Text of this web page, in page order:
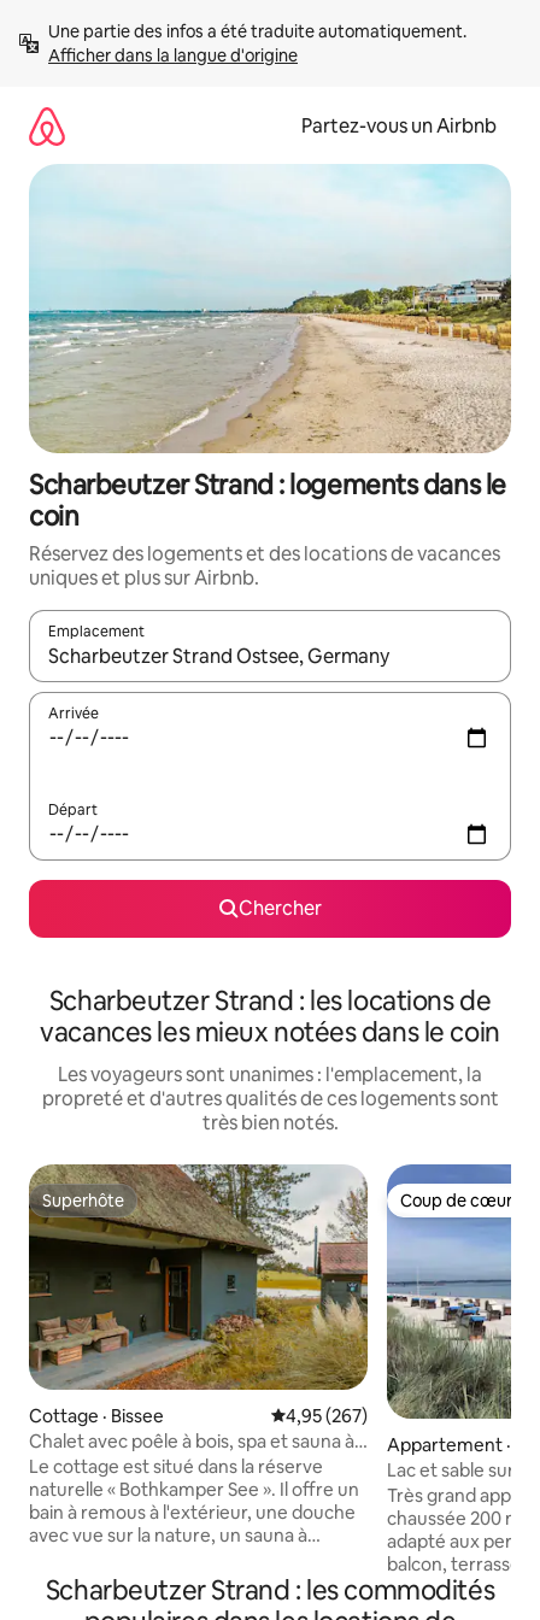
directement
Afficher dans la langue d'origine
Partez-vous un Airbnb
Scharbeutzer Strand : logements dans le
coin
Réservez des logements et des locations de vacances
uniques et plus sur Airbnb.
Emplacement
Quand les résultats sont affichés, parcourez-les en utilisant
Arrivée
Départ
Chercher
Scharbeutzer Strand : les locations de
vacances les mieux notées dans le coin
Les voyageurs sont unanimes : l'emplacement, la
propreté et d'autres qualités de ces logements sont
très bien notés.
Superhôte
Superhôte
Cottage · Bissee Note moyenne de 4,95 sur 5,
4,95 (267)
Chalet avec poêle à bois, spa et sauna à
vapeur
Le cottage est situé dans la réserve
naturelle « Bothkamper See ». Il offre un
bain à remous à l'extérieur, une douche
avec vue sur la nature, un sauna à
canapé XXL et un lit super king-size, une
cuisine entièrement équipée, une
Coup de cœur
Coup de cœur
Appartement ·
Lac et sable sur
Baltique à
Très grand
chaussée 200 m²,
adapté aux
balcon, terrasse
chambres 18-27
balcon, 3xLit
Scharbeutzer Strand : les commodités